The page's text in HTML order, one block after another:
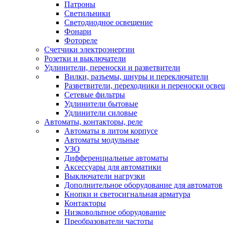
Патроны
Светильники
Светодиодное освещение
Фонари
Фотореле
Счетчики электроэнергии
Розетки и выключатели
Удлинители, переноски и разветвители
Вилки, разъемы, шнуры и переключатели
Разветвители, переходники и переноски
Сетевые фильтры
Удлинители бытовые
Удлинители силовые
Автоматы, контакторы, реле
Автоматы в литом корпусе
Автоматы модульные
УЗО
Дифференциальные автоматы
Аксессуары для автоматики
Выключатели нагрузки
Дополнительное оборудование для автоматов
Кнопки и светосигнальная арматура
Контакторы
Низковольтное оборудование
Преобразователи частоты